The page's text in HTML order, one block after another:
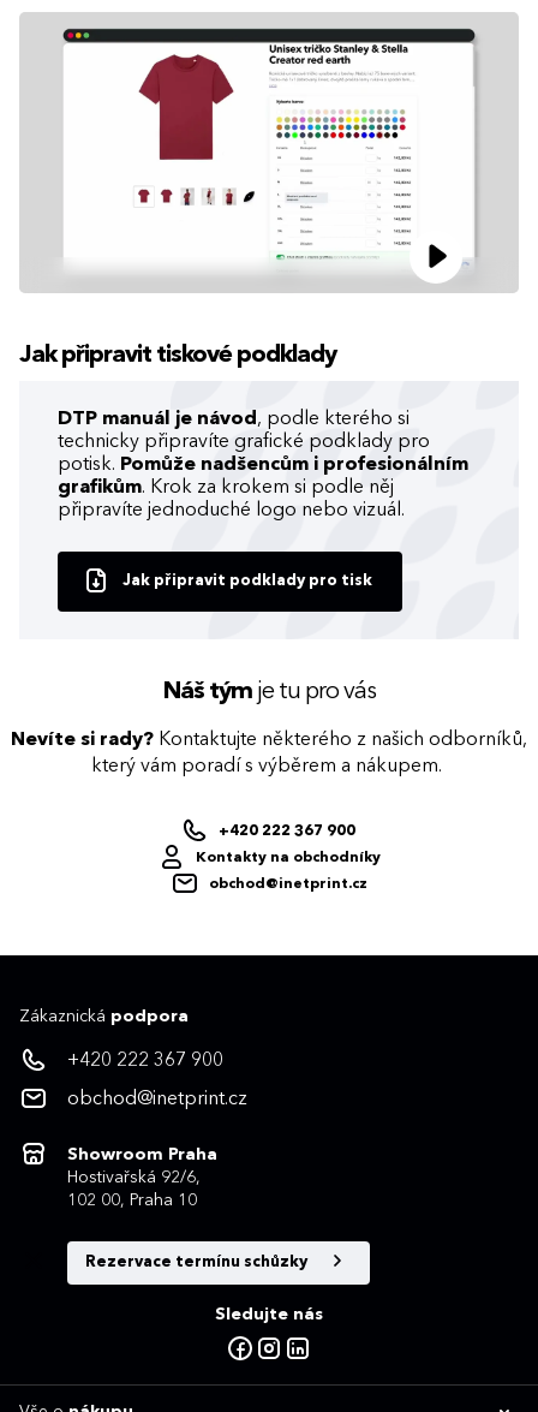
Jak připravit tiskové podklady
DTP manuál je návod , podle kterého si
technicky připravíte grafické podklady pro
potisk. Pomůže nadšencům i profesionálním
grafikům. Krok za krokem si podle něj
připravíte jednoduché logo nebo vizuál.
Jak připravit podklady pro tisk
Náš týmje tu pro vás
Nevíte si rady? Kontaktujte některého z našich odborníků,
který vám poradí s výběrem a nákupem.
+420 222 367 900
Kontakty na obchodníky
obchod@inetprint.cz
Zákaznická podpora
+420 222 367 900
obchod@inetprint.cz
Showroom Praha
Hostivařská 92/6,
102 00, Praha 10
Rezervace termínu schůzky
Sledujte nás